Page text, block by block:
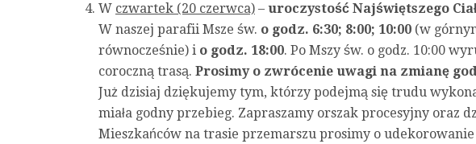
W czwartek (20 czerwca) – uroczystość Najświętszego
W naszej parafii Msze św. o godz. 6:30; 8:00; 10:00 (w
równocześnie) i o godz. 18:00. Po Mszy św. o godz. 10:00
coroczną trasą. Prosimy o zwrócenie uwagi na zmianę
Już dzisiaj dziękujemy tym, którzy podejmą się trudu
miała godny przebieg. Zapraszamy orszak procesyjny oraz
Mieszkańców na trasie przemarszu prosimy o